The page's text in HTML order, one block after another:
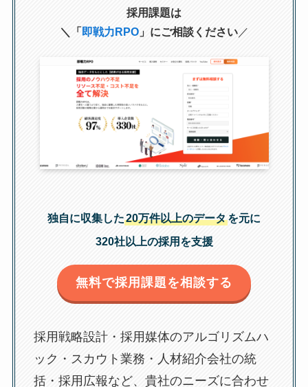
採用課題は
＼「 即戦力RPO」にご相談ください／
独自に収集した20万件以上のデータを元に
320社以上の採用を支援
無料で採用課題を相談する
採用戦略設計・採用媒体のアルゴリズムハ
ック・スカウト業務・人材紹介会社の統
括・採用広報など、貴社のニーズに合わせ